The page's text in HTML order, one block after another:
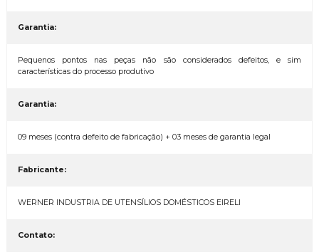
Garantia:
Pequenos pontos nas peças não são considerados defeitos, e sim
características do processo produtivo
Garantia:
09 meses (contra defeito de fabricação) + 03 meses de garantia legal
Fabricante:
WERNER INDUSTRIA DE UTENSÍLIOS DOMÉSTICOS EIRELI
Contato: